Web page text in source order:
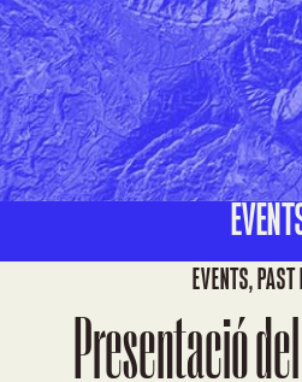
EVENTS,PAST
Presentació